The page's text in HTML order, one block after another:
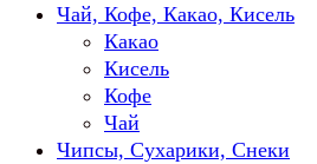
Чай, Кофе, Какао, Кисель
Какао
Кисель
Кофе
Чай
Чипсы, Сухарики, Снеки